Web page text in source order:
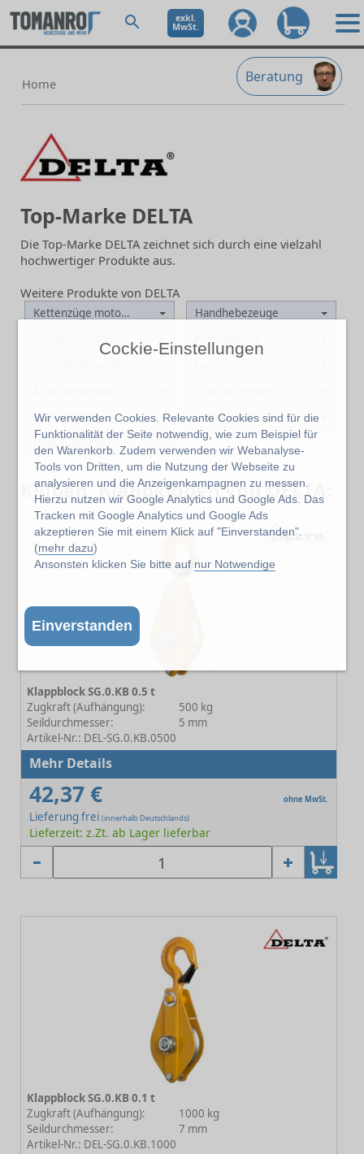
Cockie-Einstellungen
Wir verwenden Cookies. Relevante Cookies sind für die
Funktionalität der Seite notwendig, wie zum Beispiel für
den Warenkorb. Zudem verwenden wir Webanalyse-
Tools von Dritten, um die Nutzung der Webseite zu
analysieren und die Anzeigenkampagnen zu messen.
Hierzu nutzen wir Google Analytics und Google Ads. Das
Tracken mit Google Analytics und Google Ads
akzeptieren Sie mit einem Klick auf "Einverstanden".
(mehr dazu)
Ansonsten klicken Sie bitte auf nur Notwendige
Einverstanden
exkl.
MwSt.
Beratung
Home
Top-Marke DELTA
Die Top-Marke DELTA zeichnet sich durch eine vielzahl
hochwertiger Produkte aus.
Weitere Produkte von DELTA
Kettenzüge motorisch
Handhebezeuge
Textile Anschlagmittel
Kranzubehör
Zugkraftmesser
Umlenkrollen
Hydraulikheber
Kloben, Klappkloben von DELTA:
Klappblock SG.0.KB 0.5 t
Zugkraft (Aufhängung):
500 kg
Seildurchmesser:
5 mm
Artikel-Nr.: DEL-SG.0.KB.0500
Mehr Details
42,37 € ohne MwSt.
Lieferung frei (innerhalb Deutschlands)
Lieferzeit: z.Zt. ab Lager lieferbar
Klappblock SG.0.KB 0.1 t
Zugkraft (Aufhängung):
1000 kg
Seildurchmesser:
7 mm
Artikel-Nr.: DEL-SG.0.KB.1000